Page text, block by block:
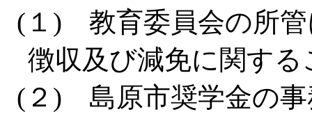
(１) 教育委員会の所管
徴収及び減免に関する
(２) 島原市奨学金の事